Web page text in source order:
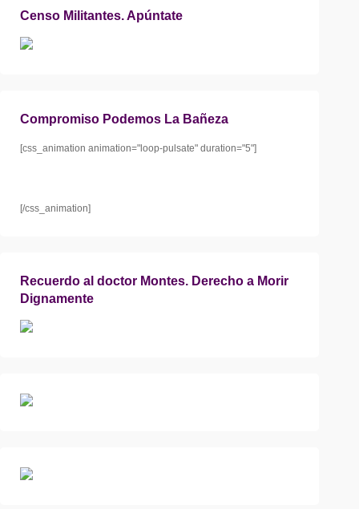
Censo Militantes. Apúntate
Compromiso Podemos La Bañeza
[css_animation animation="loop-pulsate" duration="5"]
[/css_animation]
Recuerdo al doctor Montes. Derecho a Morir
Dignamente